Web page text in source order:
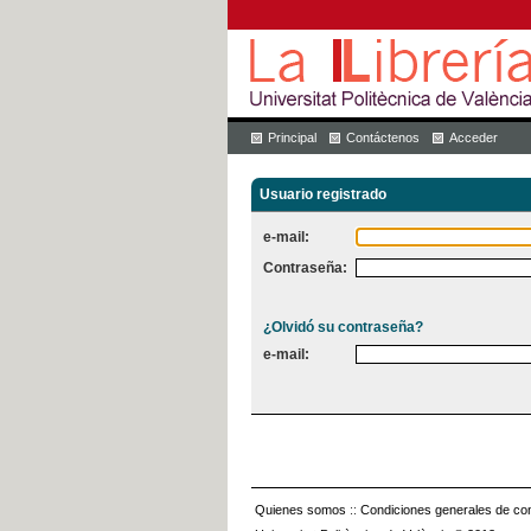
Principal Contáctenos Acceder
Usuario registrado
e-mail:
Contraseña:
¿Olvidó su contraseña?
e-mail:
Quienes somos :: Condiciones generales de